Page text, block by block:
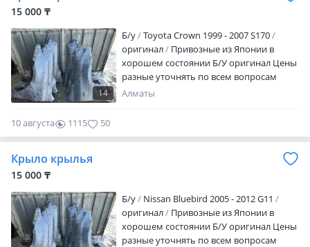
15 000 ₸
14
Б/y
Toyota Crown 1999 - 2007 S170
оригинал
Привозные из Японии в
хорошем состоянии Б/У оригинал Цены
разные уточнять по всем вопросам
звоните
Алматы
10 августа 1115 50
Крыло крылья
15 000 ₸
Б/y
Nissan Bluebird 2005 - 2012 G11
оригинал
Привозные из Японии в
хорошем состоянии Б/У оригинал Цены
разные уточнять по всем вопросам